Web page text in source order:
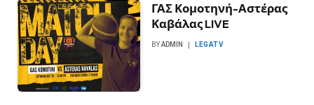
ΓΑΣ Κομοτηνή-Αστέρας
Καβάλας LIVE
BYADMIN LEGATV